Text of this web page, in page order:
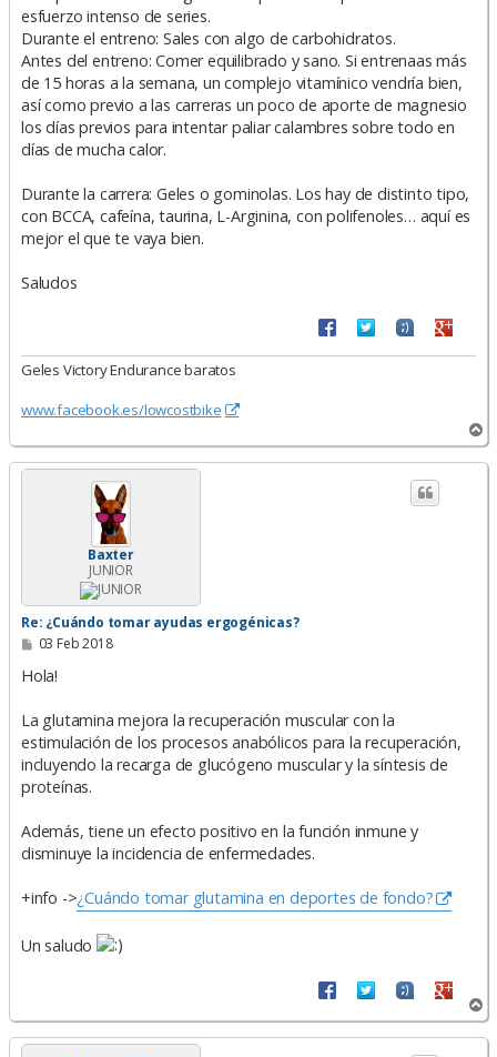
esfuerzo intenso de series.
Durante el entreno: Sales con algo de carbohidratos.
Antes del entreno: Comer equilibrado y sano. Si entrenaas más
de 15 horas a la semana, un complejo vitamínico vendría bien,
así como previo a las carreras un poco de aporte de magnesio
los días previos para intentar paliar calambres sobre todo en
días de mucha calor.
Durante la carrera: Geles o gominolas. Los hay de distinto tipo,
con BCCA, cafeína, taurina, L-Arginina, con polifenoles… aquí es
mejor el que te vaya bien.
Saludos
Geles Victory Endurance baratos
www.facebook.es/lowcostbike
r
r
Baxter
JUNIOR
Re: ¿Cuándo tomar ayudas ergogénicas?
M
n
j
e
03 Feb 2018
Hola!
La glutamina mejora la recuperación muscular con la
estimulación de los procesos anabólicos para la recuperación,
incluyendo la recarga de glucógeno muscular y la síntesis de
proteínas.
Además, tiene un efecto positivo en la función inmune y
disminuye la incidencia de enfermedades.
+info ->¿Cuándo tomar glutamina en deportes de fondo?
Un saludo
r
r